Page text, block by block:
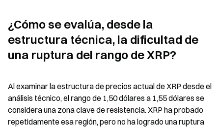
¿Cómo se evalúa, desde la
estructura técnica, la dificultad de
una ruptura del rango de XRP?
Al examinar la estructura de precios actual de XRP desde el
análisis técnico, el rango de 1,50 dólares a 1,55 dólares se
considera una zona clave de resistencia. XRP ha probado
repetidamente esa región, pero no ha logrado una ruptura